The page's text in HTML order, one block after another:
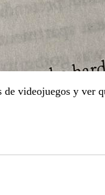
de videojuegos y ver